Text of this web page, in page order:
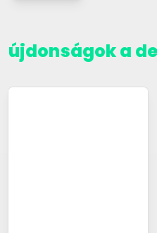
újdonságok a